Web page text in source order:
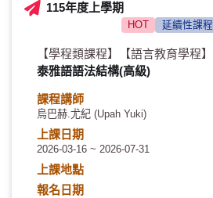
115年度上學期
HOT 延續性課程
【學程類課程】
【語言教育學程】
泰雅語語法結構(高級)
課程講師
烏巴赫.尤紀 (Upah Yuki)
上課日期
2026-03-16 ~ 2026-07-31
上課地點
報名日期